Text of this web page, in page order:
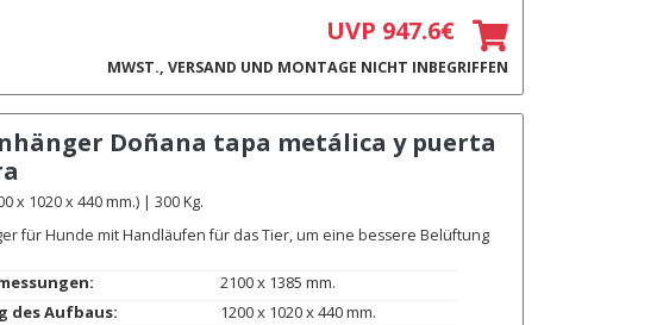
UVP 947.6€
MWST., VERSAND UND MONTAGE NICHT INBEGRIFFEN
Doñana tapa metálica y puerta
x 1020 x 440 mm.) | 300 Kg.
für Hunde mit Handläufen für das Tier, um eine bessere Belüftung
2100 x 1385 mm.
des Aufbaus:
1200 x 1020 x 440 mm.